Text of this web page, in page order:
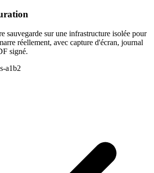
sauvegarde sur une infrastructure isolée pour
réellement, avec capture d'écran, journal
signé.
a1b2